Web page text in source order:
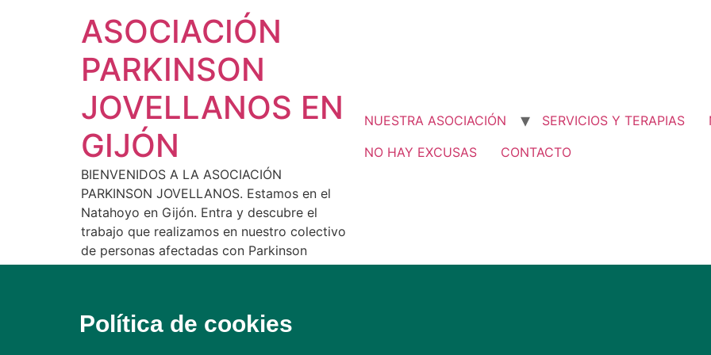
ASOCIACIÓN
PARKINSON
JOVELLANOS EN
GIJÓN
BIENVENIDOS A LA ASOCIACIÓN
PARKINSON JOVELLANOS. Estamos en el
Natahoyo en Gijón. Entra y descubre el
trabajo que realizamos en nuestro colectivo
de personas afectadas con Parkinson
NUESTRA ASOCIACIÓN SERVICIOS Y TERAPIAS
NO HAY EXCUSAS
CONTACTO
Política de cookies